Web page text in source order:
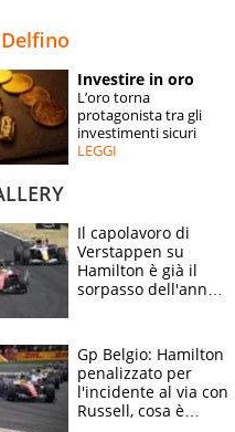
ESPERTI
CONTATTI
Investire in oro
L’oro torna
protagonista tra gli
investimenti sicuri
LEGGI
Il capolavoro di
Verstappen su
Hamilton è già il
sorpasso dell'anno:
2021
Gp Belgio: Hamilton
penalizzato per
l'incidente al via con
Russell, cosa è